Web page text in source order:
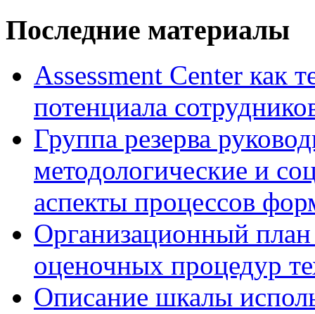
Последние материалы
Assessment Center как
потенциала
Группа резерва
методологические и
аспекты процессов
Организационный
оценочных процедур
Описание шкалы